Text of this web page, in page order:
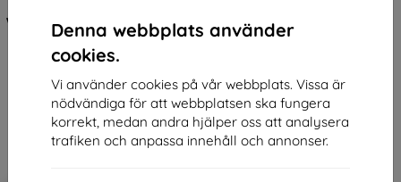
Denna webbplats använder
cookies.
Vi använder cookies på vår webbplats. Vissa är
nödvändiga för att webbplatsen ska fungera
korrekt, medan andra hjälper oss att analysera
trafiken och anpassa innehåll och annonser.
Watch 46mm Svart (UNIQ-46MM-
NAUBLK)
303 kr
I lager > 5 st
WATCH 6 / 7 / 8 / 9 / 10 / SE /
ULTRA 1 / 2 (44 / 45 / 46 / 49
143 kr
I lager > 5 st